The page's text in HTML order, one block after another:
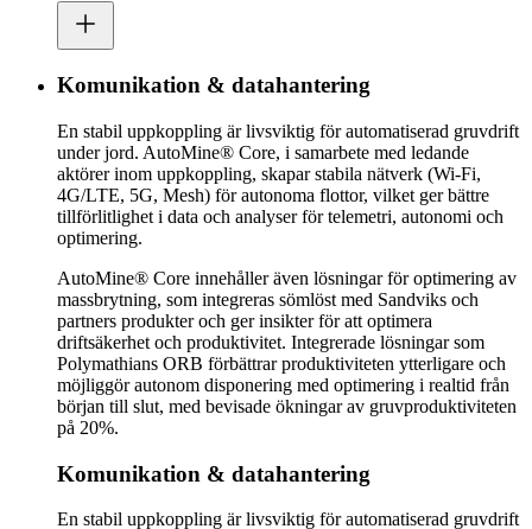
Komunikation & datahantering
En stabil uppkoppling är livsviktig för automatiserad gruvdrift
under jord. AutoMine® Core, i samarbete med ledande
aktörer inom uppkoppling, skapar stabila nätverk (Wi-Fi,
4G/LTE, 5G, Mesh) för autonoma flottor, vilket ger bättre
tillförlitlighet i data och analyser för telemetri, autonomi och
optimering.
AutoMine® Core innehåller även lösningar för optimering av
massbrytning, som integreras sömlöst med Sandviks och
partners produkter och ger insikter för att optimera
driftsäkerhet och produktivitet. Integrerade lösningar som
Polymathians ORB förbättrar produktiviteten ytterligare och
möjliggör autonom disponering med optimering i realtid från
början till slut, med bevisade ökningar av gruvproduktiviteten
på 20%.
Komunikation & datahantering
En stabil uppkoppling är livsviktig för automatiserad gruvdrift